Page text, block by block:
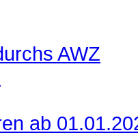
AWZ
ab